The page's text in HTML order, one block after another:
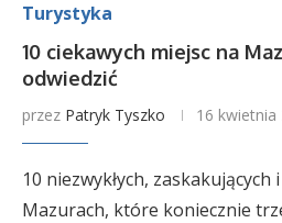
Turystyka
10 ciekawych miejsc na
odwiedzić
przez Patryk Tyszko 16 kwietnia
10 niezwykłych, zaskakujących
Mazurach, które koniecznie